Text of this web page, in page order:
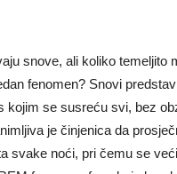
snove, ali koliko temeljito
fenomen? Snovi
kojim se susreću svi, bez
je činjenica da
svake noći, pri čemu se